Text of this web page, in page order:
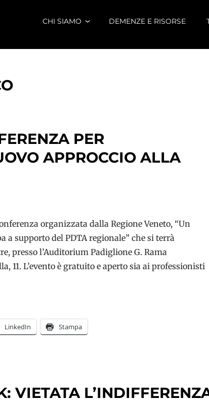
CHI SIAMO DEMENZE E RISORSE
PER
APPROCCIO ALLA
organizzata dalla Regione Veneto, “Un
a supporto del PDTA regionale” che si terrà
presso l’Auditorium Padiglione G. Rama
11. L’evento è gratuito e aperto sia ai professionisti
LinkedIn Stampa
VIETATA